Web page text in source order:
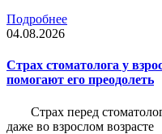
Подробнее
04.08.2026
Страх стоматолога у
помогают его преодолеть
Страх перед
даже во взрослом возрасте